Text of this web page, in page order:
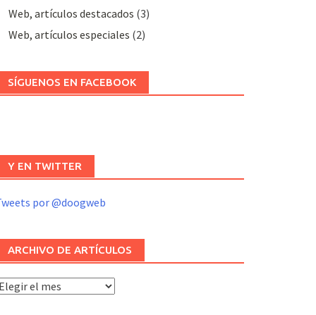
Web, artículos destacados (3)
Web, artículos especiales (2)
SÍGUENOS EN FACEBOOK
Y EN TWITTER
por @doogweb
ARCHIVO DE ARTÍCULOS
Archivo